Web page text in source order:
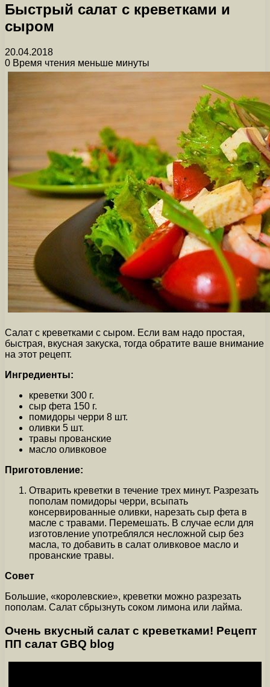
Быстрый салат с креветками и
сыром
20.04.2018
0 Время чтения меньше минуты
Салат с креветками с сыром. Если вам надо простая,
быстрая, вкусная закуска, тогда обратите ваше внимание
на этот рецепт.
Ингредиенты:
креветки 300 г.
сыр фета 150 г.
помидоры черри 8 шт.
оливки 5 шт.
травы прованские
масло оливковое
Приготовление:
Отварить креветки в течение трех минут. Разрезать
пополам помидоры черри, всыпать
консервированные оливки, нарезать сыр фета в
масле с травами. Перемешать. В случае если для
изготовление употреблялся несложной сыр без
масла, то добавить в салат оливковое масло и
прованские травы.
Совет
Большие, «королевские», креветки можно разрезать
пополам. Салат сбрызнуть соком лимона или лайма.
Очень вкусный салат с креветками! Рецепт
ПП салат GBQ blog